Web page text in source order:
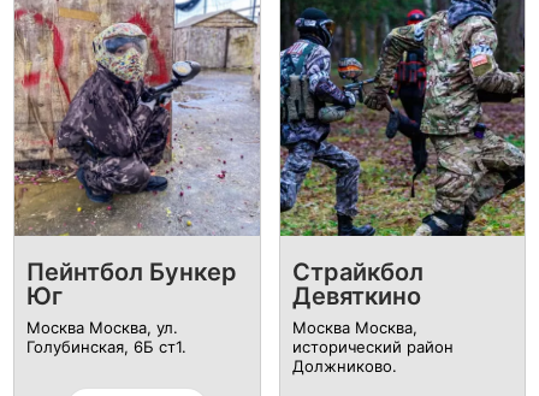
Пейнтбол Бункер
Юг
Москва Москва, ул. ​
Голубинская, 6Б ст1.
Страйкбол
Девяткино
Москва Москва,
исторический район
Должниково.